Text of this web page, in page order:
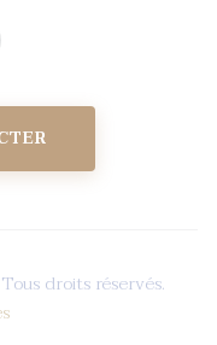
droits réservés.